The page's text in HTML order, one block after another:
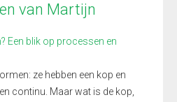
van Martijn
Een blik op processen en
ze hebben een kop en
continu. Maar wat is de kop,